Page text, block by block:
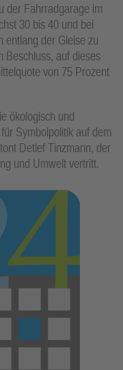
der Fahrradgarage im
30 bis 40 und bei
entlang der Gleise zu
Beschluss, auf dieses
von 75 Prozent
ökologisch und
Symbolpolitik auf dem
Detlef Tinzmann, der
und Umwelt vertritt.